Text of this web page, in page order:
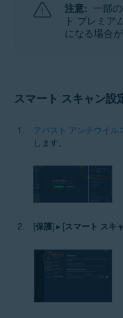
注意: 一部
ト プレミア
になる場合が
スマート スキャン設
アバスト アンチウイル
します。
[保護] ▸ [スマート スキ